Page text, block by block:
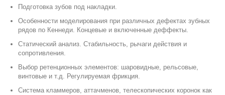
Подготовка зубов под накладки.
Особенности моделирования при различных дефектах зубных
рядов по Кеннеди. Концевые и включенные деффекты.
Статический анализ. Стабильность, рычаги действия и
сопротивления.
Выбор ретенционных элементов: шаровидные, рельсовые,
винтовые и т.д. Регулируемая фрикция.
Система кламмеров, аттачменов, телескопических коронок как